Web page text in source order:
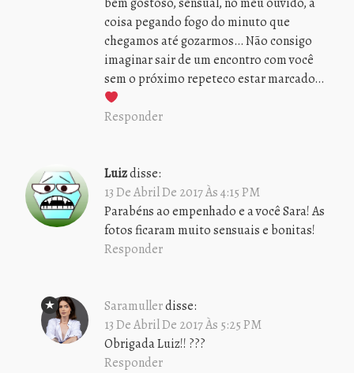
coisa pegando fogo do minuto que
chegamos até gozarmos… Não consigo
imaginar sair de um encontro com você
sem o próximo repeteco estar marcado…
Responder
Luizdisse:
13 De Abril De 2017 Às 4:15 PM
Parabéns ao empenhado e a você Sara! As
fotos ficaram muito sensuais e bonitas!
Responder
Saramullerdisse:
13 De Abril De 2017 Às 5:25 PM
Obrigada Luiz!! ???
Responder